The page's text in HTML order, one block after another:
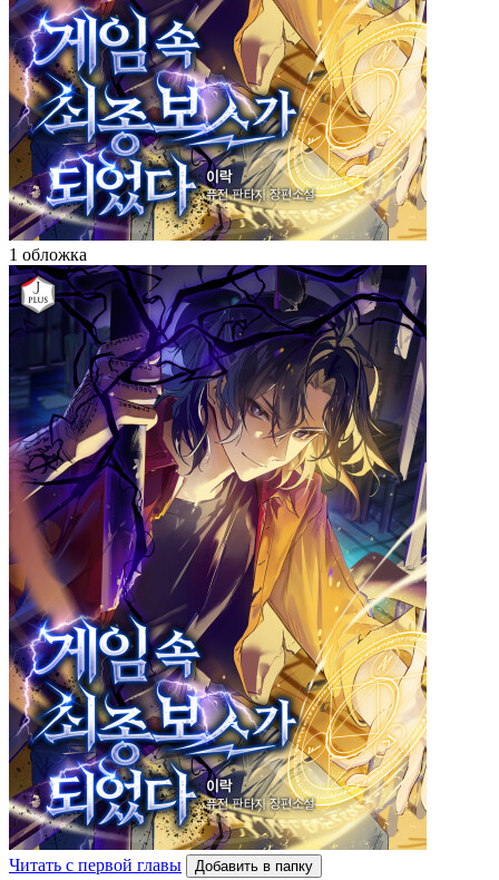
1 обложка
Читать с первой главы Добавить в папку